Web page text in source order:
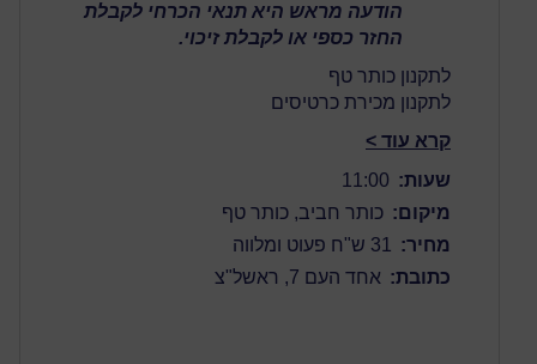
הודעה מראש היא תנאי הכרחי לקבלת
החזר כספי או לקבלת זיכוי.
לתקנון כותר טף
לתקנון מכירת כרטיסים
קרא עוד >
שעות: 11:00
מיקום: כותר חביב, כותר טף
מחיר:
31 ש"ח פעוט ומלווה
כתובת: אחד העם 7, ראשל"צ